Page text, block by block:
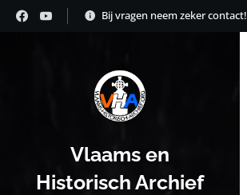
Bij vragen neem zeker contact!
Vlaams en
Historisch Archief